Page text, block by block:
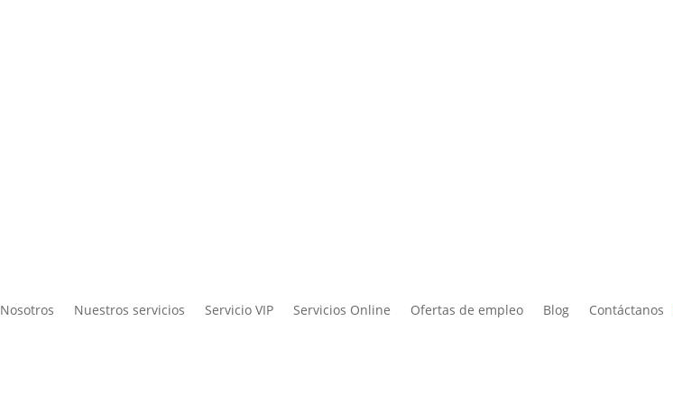
Nosotros Nuestros servicios Servicio VIP Servicios Online Ofertas de empleo Blog Contáctanos